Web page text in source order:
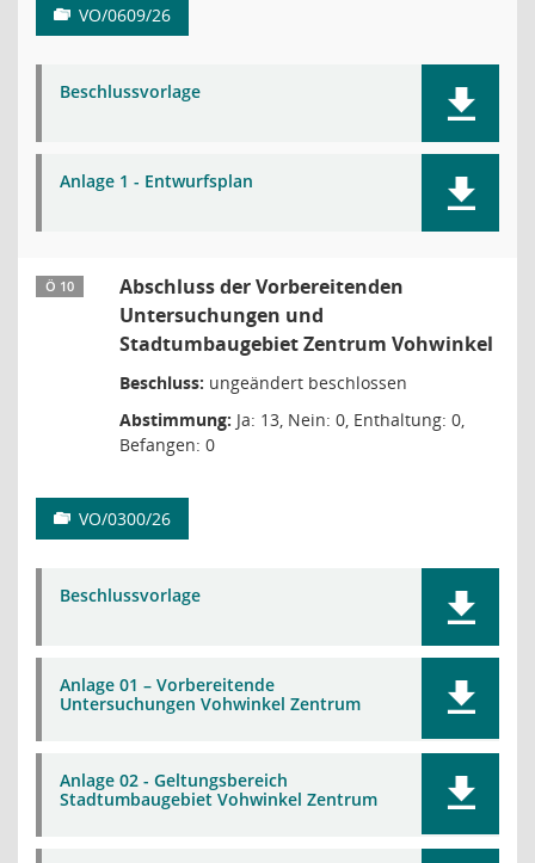
VO/0609/26
Beschlussvorlage
Anlage 1 - Entwurfsplan
Ö 10
Abschluss der Vorbereitenden
Untersuchungen und
Stadtumbaugebiet Zentrum Vohwinkel
Beschluss: ungeändert beschlossen
Abstimmung: Ja: 13, Nein: 0, Enthaltung: 0,
Befangen: 0
VO/0300/26
Beschlussvorlage
Anlage 01 – Vorbereitende
Untersuchungen Vohwinkel Zentrum
Anlage 02 - Geltungsbereich
Stadtumbaugebiet Vohwinkel Zentrum